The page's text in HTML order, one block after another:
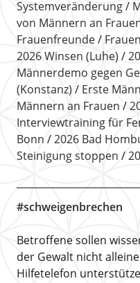
Systemveränderung
von Männern an
Frauenfreunde
2026 Winsen (Luhe)
Männerdemo gegen
(Konstanz)
Erste
Männern an Frauen
Interviewtraining für
Bonn
2026 Bad
Steinigung stoppen
#schweigenbrechen
Betroffene sollen
der Gewalt nicht
Hilfetelefon